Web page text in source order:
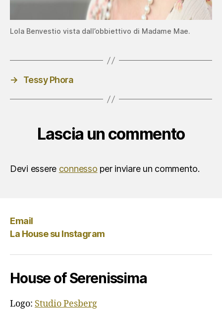
Lola Benvestio vista dall’obbiettivo di Madame Mae.
→ Tessy Phora
Lascia un commento
Devi essere connesso per inviare un commento.
Email
La House su Instagram
House of Serenissima
Logo: Studio Pesberg